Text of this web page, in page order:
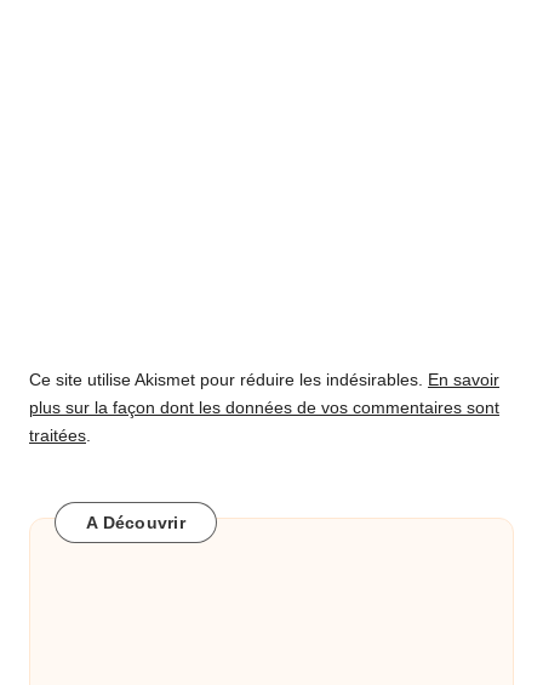
Ce site utilise Akismet pour réduire les indésirables.
En savoir
plus sur la façon dont les données de vos commentaires sont
traitées
A Découvrir